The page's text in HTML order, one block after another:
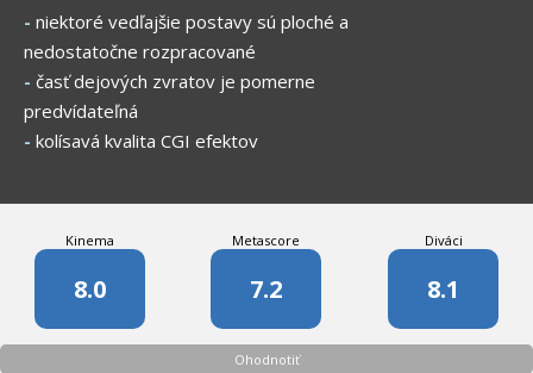
- niektoré vedľajšie postavy sú ploché a
nedostatočne rozpracované
- časť dejových zvratov je pomerne
predvídateľná
- kolísavá kvalita CGI efektov
Kinema
8.0
Metascore
7.2
Diváci
8.1
Ohodnotiť